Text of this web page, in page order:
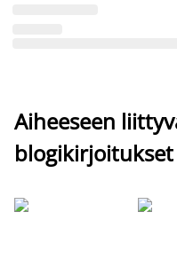
Aiheeseen
blogikirjoitukset